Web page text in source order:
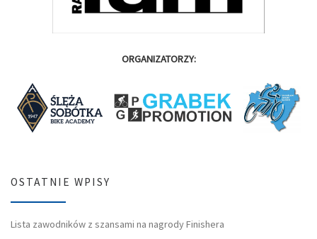
ORGANIZATORZY:
OSTATNIE WPISY
Lista zawodników z szansami na nagrody Finishera